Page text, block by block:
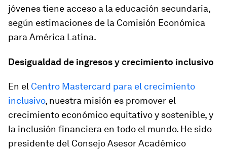
jóvenes tiene acceso a la educación secundaria,
según estimaciones de la Comisión Económica
para América Latina.
Desigualdad de ingresos y crecimiento inclusivo
En el Centro Mastercard para el crecimiento
inclusivo, nuestra misión es promover el
crecimiento económico equitativo y sostenible, y
la inclusión financiera en todo el mundo. He sido
presidente del Consejo Asesor Académico